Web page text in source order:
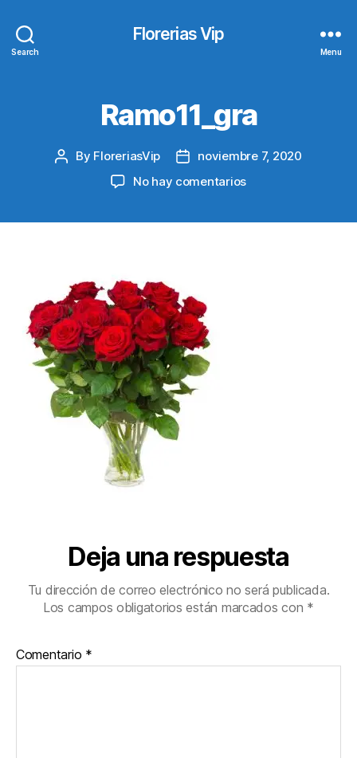
Search
Florerias Vip
Menu
Ramo11_gra
Post
By FloreriasVip
Postnoviembre 7, 2020
No hay comentariosen
Deja una respuesta
Tu dirección de correo electrónico no será publicada.
Los campos obligatorios están marcados con *
Comentario *